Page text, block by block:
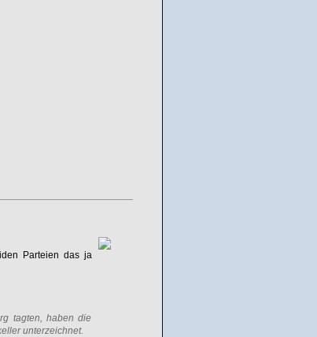
Parteien das ja
tagten, haben die
unterzeichnet.